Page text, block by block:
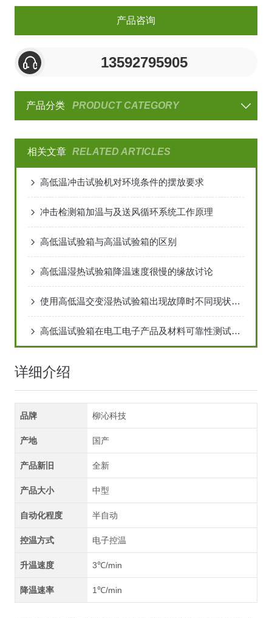
产品咨询
13592795905
产品分类 PRODUCT CATEGORY
相关文章 RELATED ARTICLES
高低温冲击试验机对环境条件的摆放要求
冲击检测箱加温与及送风循环系统工作原理
高低温试验箱与高温试验箱的区别
高低温湿热试验箱降温速度很慢的缘故讨论
使用高低温交变湿热试验箱出现故障时不同现状对应的解决方式
高低温试验箱在电工电子产品及材料可靠性测试中的应用方案
详细介绍
品牌 柳沁科技
产地 国产
产品新旧 全新
产品大小 中型
自动化程度 半自动
控温方式 电子控温
升温速度 3℃/min
降温速率 1℃/min